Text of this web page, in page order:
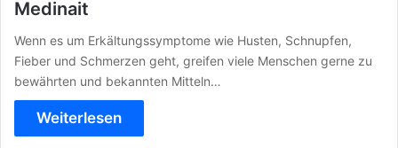
Medinait
Wenn es um Erkältungssymptome wie Husten, Schnupfen,
Fieber und Schmerzen geht, greifen viele Menschen gerne zu
bewährten und bekannten Mitteln…
Weiterlesen